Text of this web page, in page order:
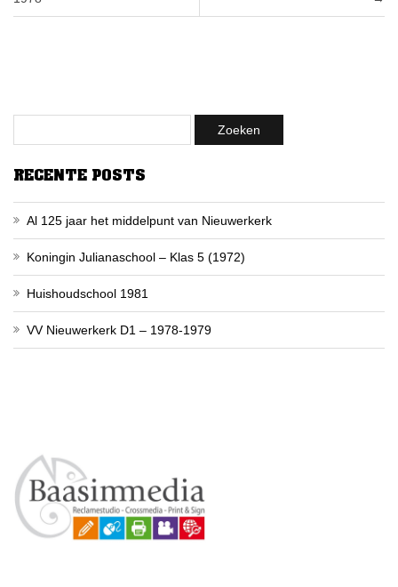
RECENTE POSTS
Al 125 jaar het middelpunt van Nieuwerkerk
Koningin Julianaschool – Klas 5 (1972)
Huishoudschool 1981
VV Nieuwerkerk D1 – 1978-1979